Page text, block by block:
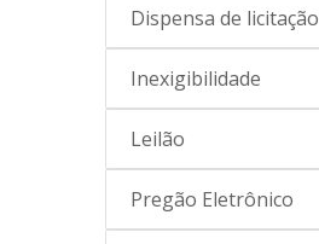
Dispensa de licitação
Inexigibilidade
Leilão
Pregão Eletrônico